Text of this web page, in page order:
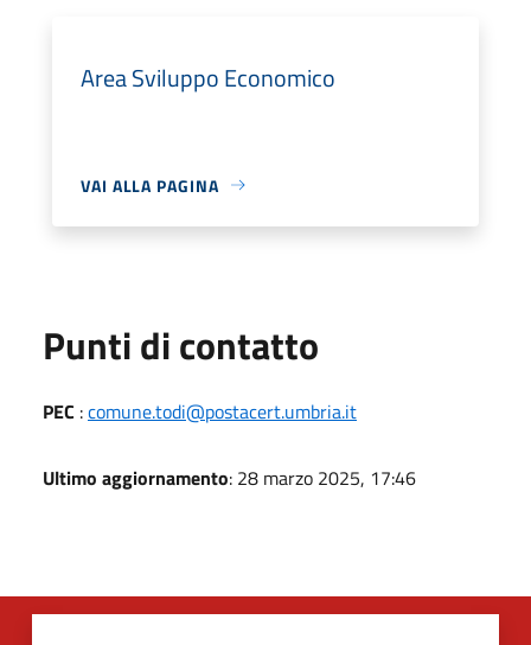
Area Sviluppo Economico
VAI ALLA PAGINA
Punti di contatto
PEC :comune.todi@postacert.umbria.it
Ultimo aggiornamento: 28 marzo 2025, 17:46